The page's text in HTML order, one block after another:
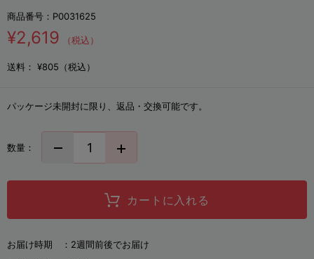
商品番号： P0031625
¥2,619 （税込）
送料： ¥805（税込）
パッケージ未開封に限り、返品・交換可能です。
数量：
カートに入れる
お届け時期 ： 2週間前後でお届け